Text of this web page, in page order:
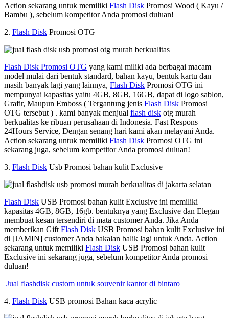
Action sekarang untuk memiliki Flash Disk Promosi Wood ( Kayu /
Bambu ), sebelum kompetitor Anda promosi duluan!
2. Flash Disk Promosi OTG
Flash Disk Promosi OTG yang kami miliki ada berbagai macam
model mulai dari bentuk standard, bahan kayu, bentuk kartu dan
masih banyak lagi yang lainnya, Flash Disk Promosi OTG ini
mempunyai kapasitas yaitu 4GB, 8GB, 16GB, dapat di logo sablon,
Grafir, Maupun Emboss ( Tergantung jenis Flash Disk Promosi
OTG tersebut ) . kami banyak menjual flash disk otg murah
berkualitas ke ribuan perusahaan di Indonesia. Fast Respons
24Hours Service, Dengan senang hari kami akan melayani Anda.
Action sekarang untuk memiliki Flash Disk Promosi OTG ini
sekarang juga, sebelum kompetitor Anda promosi duluan!
3. Flash Disk Usb Promosi bahan kulit Exclusive
Flash Disk USB Promosi bahan kulit Exclusive ini memiliki
kapasitas 4GB, 8GB, 16gb. bentuknya yang Exclusive dan Elegan
membuat kesan tersendiri di mata customer Anda. Jika Anda
memberikan Gift Flash Disk USB Promosi bahan kulit Exclusive ini
di [JAMIN] customer Anda bakalan balik lagi untuk Anda. Action
sekarang untuk memiliki Flash Disk USB Promosi bahan kulit
Exclusive ini sekarang juga, sebelum kompetitor Anda promosi
duluan!
Jual flashdisk custom untuk souvenir kantor di bintaro
4. Flash Disk USB promosi Bahan kaca acrylic